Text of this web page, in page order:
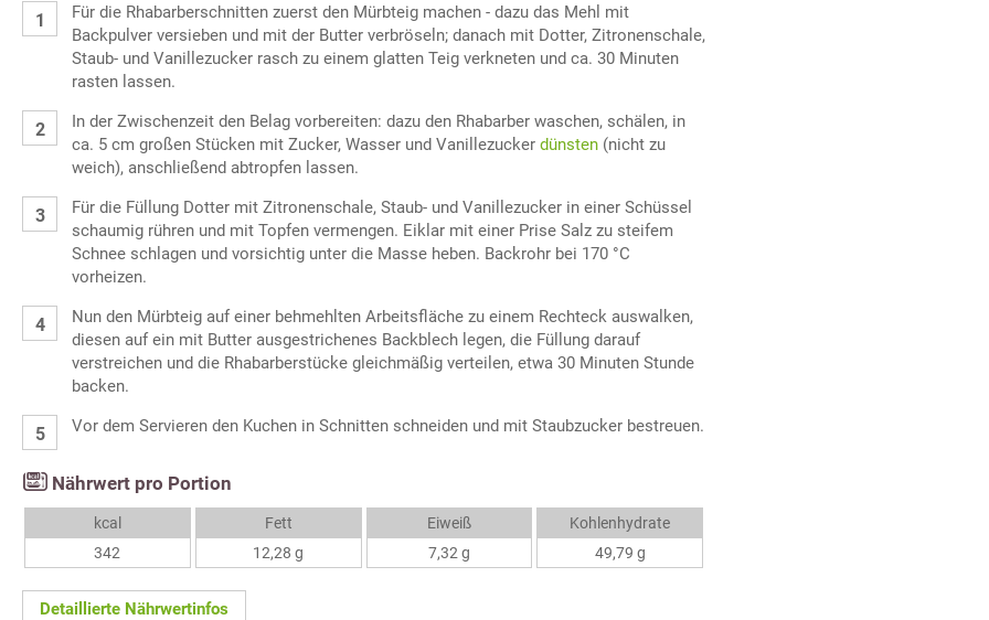
Für die Rhabarberschnitten zuerst den Mürbteig machen - dazu das Mehl mit
Backpulver versieben und mit der Butter verbröseln; danach mit Dotter, Zitronenschale,
Staub- und Vanillezucker rasch zu einem glatten Teig verkneten und ca. 30 Minuten
rasten lassen.
In der Zwischenzeit den Belag vorbereiten: dazu den Rhabarber waschen, schälen, in
ca. 5 cm großen Stücken mit Zucker, Wasser und Vanillezucker dünsten (nicht zu
weich), anschließend abtropfen lassen.
Für die Füllung Dotter mit Zitronenschale, Staub- und Vanillezucker in einer Schüssel
schaumig rühren und mit Topfen vermengen. Eiklar mit einer Prise Salz zu steifem
Schnee schlagen und vorsichtig unter die Masse heben. Backrohr bei 170 °C
vorheizen.
Nun den Mürbteig auf einer behmehlten Arbeitsfläche zu einem Rechteck auswalken,
diesen auf ein mit Butter ausgestrichenes Backblech legen, die Füllung darauf
verstreichen und die Rhabarberstücke gleichmäßig verteilen, etwa 30 Minuten Stunde
backen.
Vor dem Servieren den Kuchen in Schnitten schneiden und mit Staubzucker bestreuen.
Nährwert pro Portion
kcal
342
Fett
12,28 g
Eiweiß
7,32 g
Kohlenhydrate
49,79 g
Detaillierte Nährwertinfos